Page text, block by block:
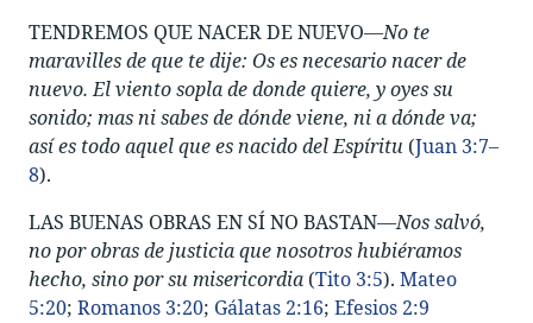
TENDREMOS QUE NACER DE NUEVO—No te
maravilles de que te dije: Os es necesario nacer de
nuevo. El viento sopla de donde quiere, y oyes su
sonido; mas ni sabes de dónde viene, ni a dónde va;
así es todo aquel que es nacido del Espíritu (Juan 3:7–
8).
LAS BUENAS OBRAS EN SÍ NO BASTAN—Nos salvó,
no por obras de justicia que nosotros hubiéramos
hecho, sino por su misericordia (Tito 3:5). Mateo
5:20; Romanos 3:20; Gálatas 2:16; Efesios 2:9